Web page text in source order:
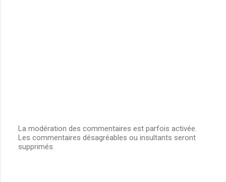
E
n
La modération des commentaires est parfois activée.
Les commentaires désagréables ou insultants seront
supprimés.